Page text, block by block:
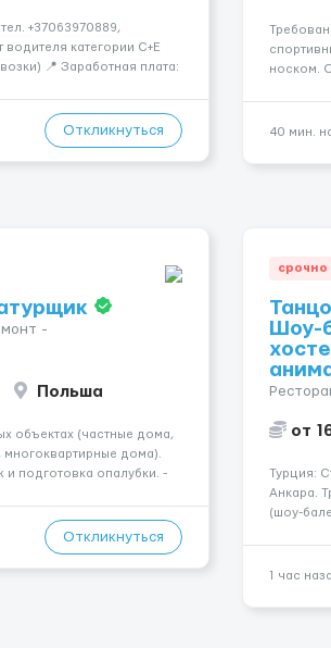
+37063970889,
категории C+E
📍 Заработная плата:
400–500 км в день.
Откликнуться
носком.
40 мин.
-
Польша
объектах (частные дома,
многоквартирные дома).
подготовка опалубки. -
Заливка бетона. -
за...
Откликнуться
срочно
Шоу-
от
Турция:
Анкара.
(шоу-
языках);
1 час